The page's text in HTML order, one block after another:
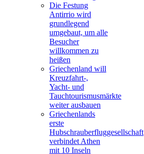
Die Festung
Antirrio wird
grundlegend
umgebaut, um alle
Besucher
willkommen zu
heißen
Griechenland will
Kreuzfahrt-,
Yacht- und
Tauchtourismusmärkte
weiter ausbauen
Griechenlands
erste
Hubschrauberfluggesellschaft
verbindet Athen
mit 10 Inseln